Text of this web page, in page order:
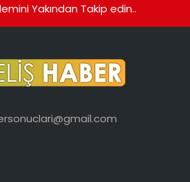
Yakından Takip edin..